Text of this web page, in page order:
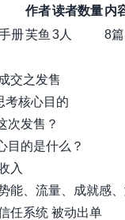
作者读者数量 内
册芙鱼 3人 8篇
交之发售
考核心目的
次发售？
目的是什么？
入
能、流量、成就感、
任系统 被动出单